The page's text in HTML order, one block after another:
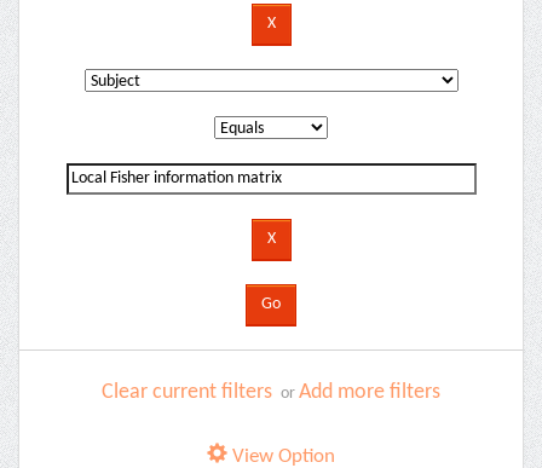
Clear current filters or Add more filters
View Option